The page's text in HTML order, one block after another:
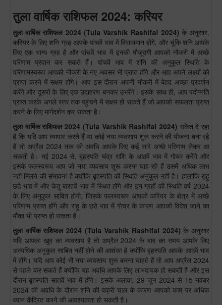
तुला वार्षिक राशिफल 2024: करियर
तुलावार्षिक राशिफल 2024 (Tula Varshik Rashifal 2024) के अनुसार,
करियर के लिए शनि ग्रह आपके पांचवें भाव में विराजमान होंगे, और चूंकि शनि आपके
लिए एक भाग्य ग्रह है और पांचवें भाव में इनकी मौजूदगी आपको नौकरी में अच्छे
परिणाम प्रदान कर सकते हैं। पांचवें भाव में शनि की अनुकूल स्थिति के
परिणामस्वरूप आपको नौकरी के नए अवसर भी प्राप्त होंगे और आप अपने लक्ष्यों को
प्राप्त करने में सक्षम होंगे। आप इस दौरान अपनी नौकरी में बेहद अच्छा प्रदर्शन
करेंगे और दूसरों के लिए एक उदाहरण बनकर उभरेंगे। इसके साथ ही, आप पदोन्नति
प्राप्त करके अगले स्तर तक पहुंचने में सक्षम हो सकते हैं जो आपको सफलता प्राप्त
करने के लिए मार्गदर्शन कर सकता है।
तुलावार्षिक राशिफल 2024 (Tula Varshik Rashifal 2024) संकेत दे रहा
है कि यदि आप व्यापार करते हैं या कोई नया व्यवसाय शुरू करने की योजना बना रहे
हैं तो अप्रैल 2024 तक की अवधि आपके लिए कई सारे अच्छे परिणाम लेकर आ
सकती है। मई 2024 से, बृहस्पति चंद्र राशि के आठवें भाव में गोचर करेंगे और
इसके फलस्वरूप आप जो नया व्यवसाय शुरू करना चाह रहे हैं उसमें अधिक लाभ
नहीं मिलने की संभावना है क्योंकि बृहस्पति की स्थिति अनुकूल नहीं है। हालांकि राहु
छठे भाव में और केतु बारहवें भाव में स्थित होंगे और इन ग्रहों की स्थिति वर्ष 2024
के लिए अनुकूल साबित होगी, जिसके फलस्वरूप आपको करियर के क्षेत्र में अच्छे
परिणाम प्राप्त होंगे और राहु के छठे भाव में गोचर के कारण आपको विदेश जाने का
मौका भी प्राप्त हो सकता है।
तुलावार्षिक राशिफल 2024 (Tula Varshik Rashifal 2024)के अनुसार
यदि आपका खुद का व्यवसाय है तो अप्रैल 2024 के बाद का समय आपके लिए
अत्यधिक अनुकूल साबित नहीं होने की आशंका है क्योंकि बृहस्पति आपके आठवें भाव
में होंगे। यदि आप कोई भी नया व्यवसाय शुरू करना चाहते हैं तो आप अप्रैल 2024
से पहले कर सकते हैं क्योंकि यह अवधि आपके लिए लाभदायक हो सकती है और इस
दौरान बृहस्पति सातवें भाव में होंगे। इसके अलावा, 29 जून 2024 से 15 नवंबर
2024 की अवधि के दौरान शनि की वक्री चाल के कारण आपको काम पर अधिक
ध्यान केंद्रित करने की आवश्यकता हो सकती है।